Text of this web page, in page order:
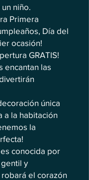
niño.
Primera
Día del
ocasión!
GRATIS!
encantan las
única
a la habitación
la
conocida por
y
el corazón